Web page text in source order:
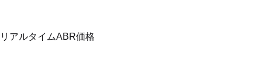
リアルタイムABR価格